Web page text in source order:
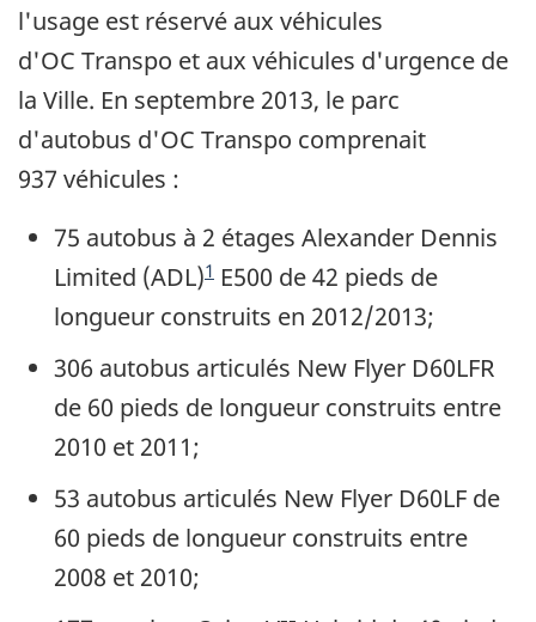
l'usage est réservé aux véhicules
d'OC Transpo et aux véhicules d'urgence de
la Ville. En septembre 2013, le parc
d'autobus d'OC Transpo comprenait
937 véhicules :
75 autobus à 2 étages Alexander Dennis
Limited (ADL)
Note de bas de page
1 E500 de 42 pieds de
longueur construits en 2012/2013;
306 autobus articulés New Flyer D60LFR
de 60 pieds de longueur construits entre
2010 et 2011;
53 autobus articulés New Flyer D60LF de
60 pieds de longueur construits entre
2008 et 2010;